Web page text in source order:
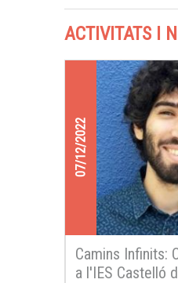
ACTIVITATS I
07/12/2022
Camins Infinits:
a l'IES Castelló